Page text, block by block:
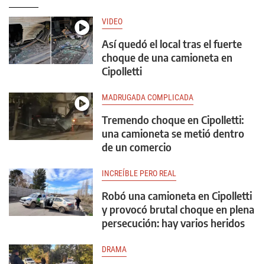
VIDEO
Así quedó el local tras el fuerte
choque de una camioneta en
Cipolletti
MADRUGADA COMPLICADA
Tremendo choque en Cipolletti:
una camioneta se metió dentro
de un comercio
INCREÍBLE PERO REAL
Robó una camioneta en Cipolletti
y provocó brutal choque en plena
persecución: hay varios heridos
DRAMA